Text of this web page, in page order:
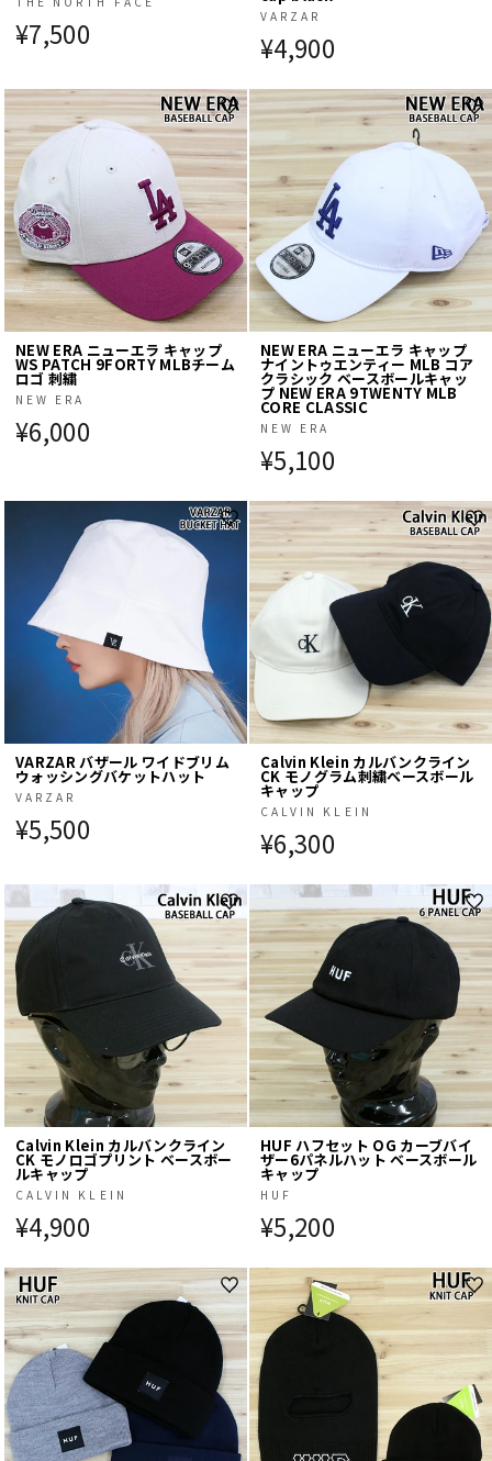
¥7,500 VARZAR
¥4,900
NEW ERA ニューエラ キャップ
WS PATCH 9FORTY MLBチーム
ロゴ 刺繍
NEW ERA
¥6,000
NEW ERA ニューエラ キャップ
ナイントゥエンティー MLB コア
クラシック ベースボールキャッ
プ NEW ERA 9TWENTY MLB
CORE CLASSIC
NEW ERA
¥5,100
VARZAR バザール ワイドブリム
ウォッシングバケットハット
VARZAR
¥5,500
Calvin Klein カルバンクライン
CK モノグラム刺繍ベースボール
キャップ
CALVIN KLEIN
¥6,300
Calvin Klein カルバンクライン
CK モノロゴプリント ベースボー
ルキャップ
CALVIN KLEIN
¥4,900
HUF ハフセット OG カーブバイ
ザー6パネルハット ベースボール
キャップ
HUF
¥5,200